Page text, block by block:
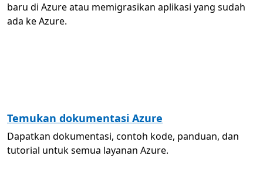
baru di Azure atau memigrasikan aplikasi yang sudah
ada ke Azure.
Temukan dokumentasi Azure
Dapatkan dokumentasi, contoh kode, panduan, dan
tutorial untuk semua layanan Azure.